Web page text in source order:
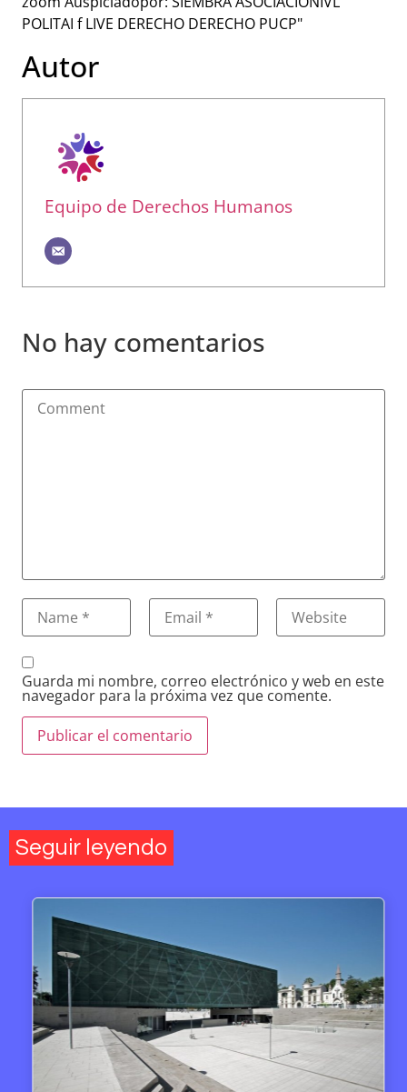
Autor
Equipo de Derechos Humanos
No hay comentarios
Guarda mi nombre, correo electrónico y web en este
navegador para la próxima vez que comente.
Seguir leyendo